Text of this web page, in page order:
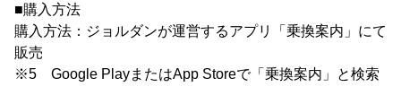
■購入方法
購入方法：ジョルダンが運営するアプリ「乗換案内」にて
販売
※5 Google PlayまたはApp Storeで「乗換案内」と検索